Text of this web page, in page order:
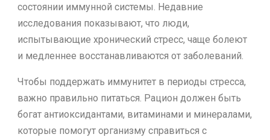
состоянии иммунной системы. Недавние
исследования показывают, что люди,
испытывающие хронический стресс, чаще болеют
и медленнее восстанавливаются от заболеваний.
Чтобы поддержать иммунитет в периоды стресса,
важно правильно питаться. Рацион должен быть
богат антиоксидантами, витаминами и минералами,
которые помогут организму справиться с